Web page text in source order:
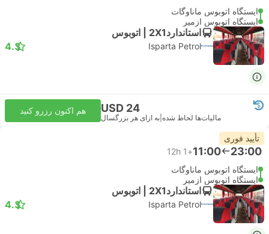
ایستگاه اتوبوس ماناوگات
ایستگاه اتوبوس ازمیر
استاندارد2X1 | اتوبوس
Isparta Petrol
4.3
USD 24
مالیات‌ها لحاظ شده به ازای هر بزرگسال
هم اکنون رزرو کنید
تأیید فوری
23:00
11:00
+1
12h
ایستگاه اتوبوس ماناوگات
ایستگاه اتوبوس ازمیر
استاندارد2X1 | اتوبوس
Isparta Petrol
4.3